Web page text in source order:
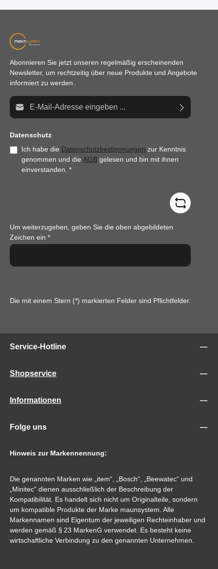
Abonnieren Sie jetzt unseren regelmäßig erscheinenden
Newsletter, um rechtzeitig über neue Produkte und Angebote
informiert zu werden.
E-Mail-Adresse*
Datenschutz
Ich habe die Datenschutzbestimmungen zur Kenntnis
genommen und die AGB gelesen und bin mit ihnen
einverstanden. *
Um weiterzugehen, geben Sie die oben abgebildeten
Zeichen ein *
Die mit einem Stern (*) markierten Felder sind Pflichtfelder.
Service-Hotline
Shopservice
Informationen
Folge uns
Hinweis zur Markennennung:
Die genannten Marken wie „item“, „Bosch“, „Beewatec“ und
„Minitec“ dienen ausschließlich der Beschreibung der
Kompatibilität. Es handelt sich nicht um Originalteile, sondern
um kompatible Produkte der Marke maunsystem. Alle
Markennamen sind Eigentum der jeweiligen Rechteinhaber und
werden gemäß § 23 MarkenG verwendet. Es besteht keine
wirtschaftliche Verbindung zu den genannten Unternehmen.